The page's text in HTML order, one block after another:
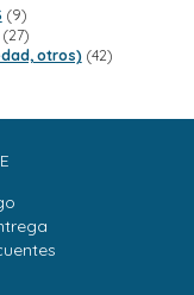
99
productos
2727
productos
otros) 4242